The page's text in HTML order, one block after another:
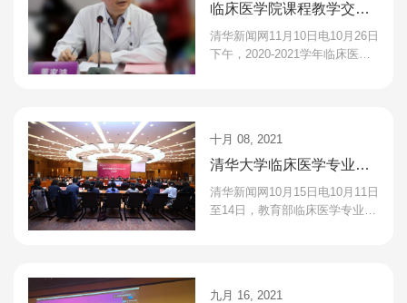
临床医学院课程教学交流
研讨会召开
清华新闻网11月10日电10月26日
下午，2020-2021学年临床医学
十月 08, 2021
清华大学临床医学专业认
证现场考察工作顺利完成
清华新闻网10月15日电10月11日
至14日，教育部临床医学专业认
九月 16, 2021